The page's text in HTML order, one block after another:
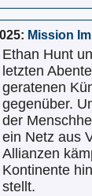
Mission
Ethan Hunt
letzten
geratenen
gegenüber.
der
ein Netz aus
Allianzen
Kontinente
stellt.